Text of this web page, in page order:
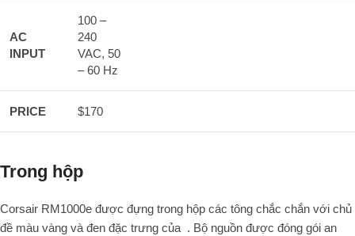
AC
INPUT
100 –
240
VAC, 50
– 60 Hz
PRICE $170
Trong hộp
Corsair RM1000e được đựng trong hộp các tông chắc chắn với chủ
đề màu vàng và đen đặc trưng của . Bộ nguồn được đóng gói an